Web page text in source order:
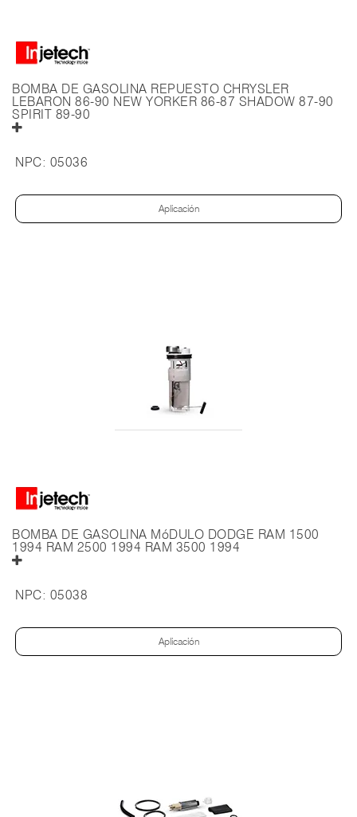
BOMBA DE GASOLINA REPUESTO CHRYSLER
LEBARON 86-90 NEW YORKER 86-87 SHADOW 87-90
SPIRIT 89-90
NPC: 05036
Aplicación
BOMBA DE GASOLINA MóDULO DODGE RAM 1500
1994 RAM 2500 1994 RAM 3500 1994
NPC: 05038
Aplicación